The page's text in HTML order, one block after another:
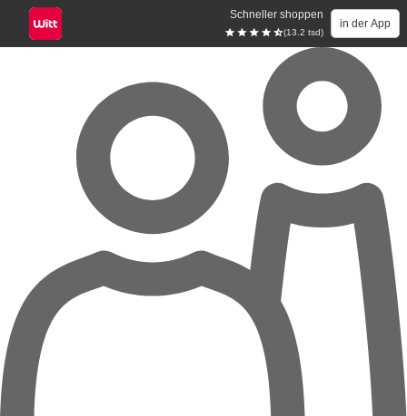
Schneller shoppen
(13.2 tsd)
in der App